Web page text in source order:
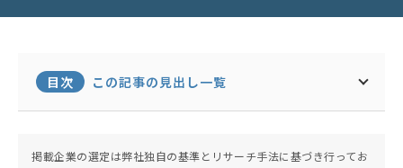
目次 この記事の見出し一覧
掲載企業の選定は弊社独自の基準とリサーチ手法に基づき行ってお